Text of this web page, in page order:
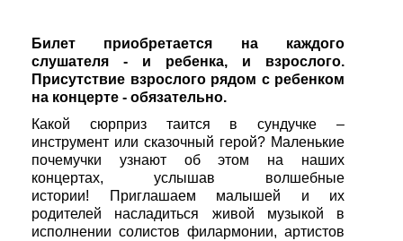
Билет приобретается на каждого
слушателя - и ребенка, и взрослого.
Присутствие взрослого рядом с ребенком
на концерте - обязательно.
Какой сюрприз таится в сундучке –
инструмент или сказочный герой? Маленькие
почемучки узнают об этом на наших
концертах, услышав волшебные
истории! Приглашаем малышей и их
родителей насладиться живой музыкой в
исполнении солистов филармонии, артистов